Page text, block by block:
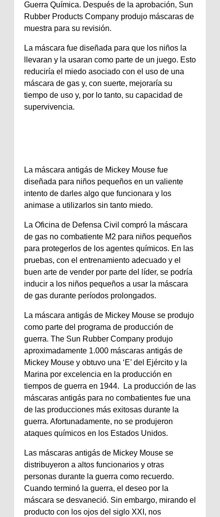
Guerra Química. Después de la aprobación, Sun
Rubber Products Company produjo máscaras de
muestra para su revisión.
La máscara fue diseñada para que los niños la
llevaran y la usaran como parte de un juego. Esto
reduciría el miedo asociado con el uso de una
máscara de gas y, con suerte, mejoraría su
tiempo de uso y, por lo tanto, su capacidad de
supervivencia.
La máscara antigás de Mickey Mouse fue
diseñada para niños pequeños en un valiente
intento de darles algo que funcionara y los
animase a utilizarlos sin tanto miedo.
La Oficina de Defensa Civil compró la máscara
de gas no combatiente M2 para niños pequeños
para protegerlos de los agentes químicos. En las
pruebas, con el entrenamiento adecuado y el
buen arte de vender por parte del líder, se podría
inducir a los niños pequeños a usar la máscara
de gas durante períodos prolongados.
La máscara antigás de Mickey Mouse se produjo
como parte del programa de producción de
guerra. The Sun Rubber Company produjo
aproximadamente 1.000 máscaras antigás de
Mickey Mouse y obtuvo una ‘E’ del Ejército y la
Marina por excelencia en la producción en
tiempos de guerra en 1944. La producción de las
máscaras antigás para no combatientes fue una
de las producciones más exitosas durante la
guerra. Afortunadamente, no se produjeron
ataques químicos en los Estados Unidos.
Las máscaras antigás de Mickey Mouse se
distribuyeron a altos funcionarios y otras
personas durante la guerra como recuerdo.
Cuando terminó la guerra, el deseo por la
máscara se desvaneció. Sin embargo, mirando el
producto con los ojos del siglo XXI, nos